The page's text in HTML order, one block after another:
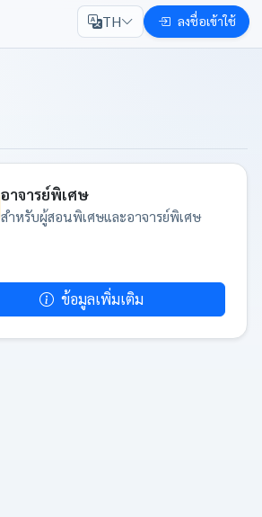
TH ลงชื่อเข้าใช้
อาจารย์พิเศษ
สำหรับผู้สอนพิเศษและอาจารย์พิเศษ
ข้อมูลเพิ่มเติม